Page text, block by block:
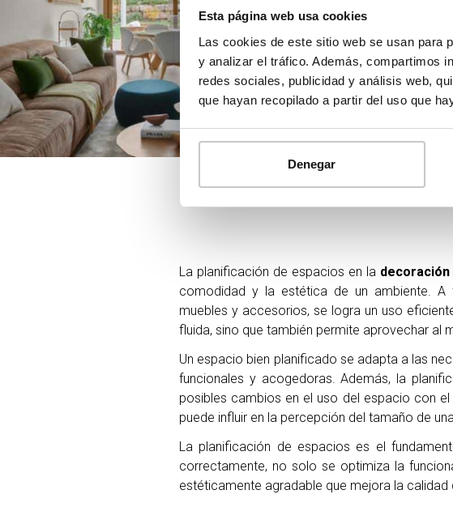
Esta página web usa cookies
Las cookies de este sitio web se usan para
y analizar el tráfico. Además, compartimos
redes sociales, publicidad y análisis web,
que hayan recopilado a partir del uso que
Denegar
La planificación de espacios en la decoración
comodidad y la estética de un ambiente. A
muebles y accesorios, se logra un uso
fluida, sino que también permite aprovechar al
Un espacio bien planificado se adapta a las
funcionales y acogedoras. Además, la
posibles cambios en el uso del espacio con
puede influir en la percepción del tamaño de
La planificación de espacios es el
correctamente, no solo se optimiza la
estéticamente agradable que mejora la calidad